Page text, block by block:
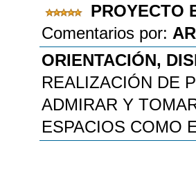
PROYECTO
Comentarios por:
ORIENTACIÓN,
REALIZACIÓN DE
ADMIRAR Y
ESPACIOS COMO